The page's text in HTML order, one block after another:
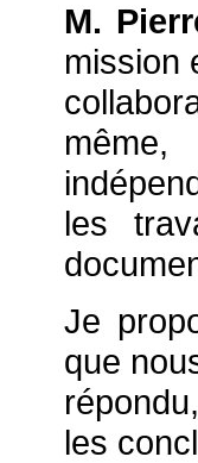
M.
mission
les
Je
que
les